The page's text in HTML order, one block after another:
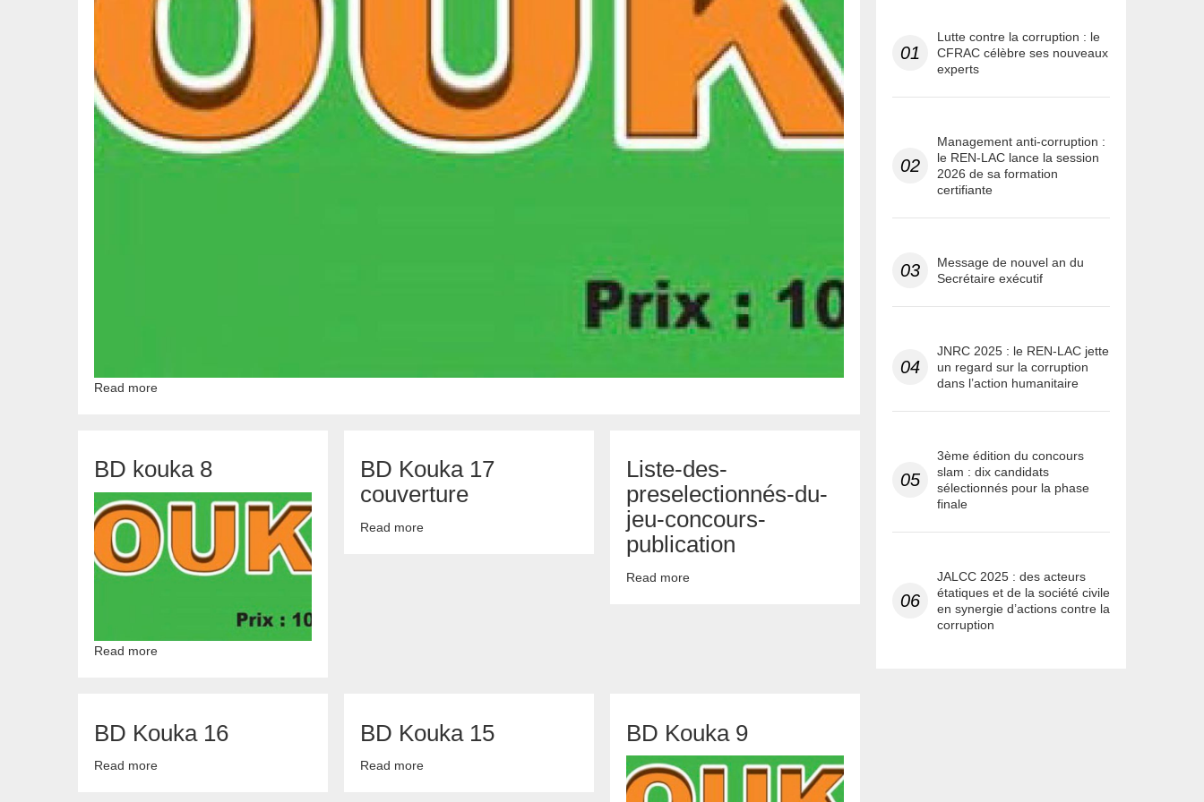
Read more
BD kouka 8
Read more
BD Kouka 17
couverture
Read moreabout
Liste-des-
preselectionnés-du-
jeu-concours-
publication
Read moreabout
publication
BD Kouka 16
Read more
BD Kouka 15
Read moreabout
BD Kouka 9
01
Lutte contre la corruption : le
CFRAC célèbre ses nouveaux
experts
02
Management anti-corruption :
le REN-LAC lance la session
2026 de sa formation
certifiante
03
Message de nouvel an du
Secrétaire exécutif
04
JNRC 2025 : le REN-LAC jette
un regard sur la corruption
dans l’action humanitaire
05
3ème édition du concours
slam : dix candidats
sélectionnés pour la phase
finale
06
JALCC 2025 : des acteurs
étatiques et de la société civile
en synergie d’actions contre la
corruption